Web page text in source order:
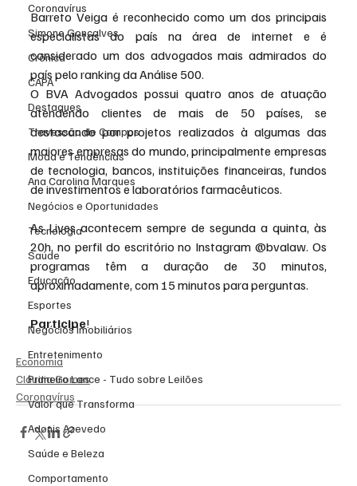
Coronavírus
Simone Gonçalves
Crônica
CAPA
Destaques
Travessão de Campos
Moda e Tendências
Ana Carolina Marques
Negócios e Oportunidades
Tecnologia
Saúde
Educação
Esportes
Negócios Imobiliários
Entretenimento
Primeiro Lance - Tudo sobre Leilões
Valor que Transforma
Adonis Azevedo
Saúde e Beleza
Comportamento
Barreto Veiga é reconhecido como um dos principais
especialistas do país na área de internet e é
considerado um dos advogados mais admirados do
país pelo ranking da Análise 500.
O BVA Advogados possui quatro anos de atuação
atendendo clientes de mais de 50 países, se
destacando por projetos realizados à algumas das
maiores empresas do mundo, principalmente empresas
de tecnologia, bancos, instituições financeiras, fundos
de investimentos e laboratórios farmacêuticos.
As Lives acontecem sempre de segunda a quinta, às
20h, no perfil do escritório no Instagram @bvalaw. Os
programas têm a duração de 30 minutos,
aproximadamente, com 15 minutos para perguntas.
Participe!
Economia
Cláudia Gomes
Coronavírus